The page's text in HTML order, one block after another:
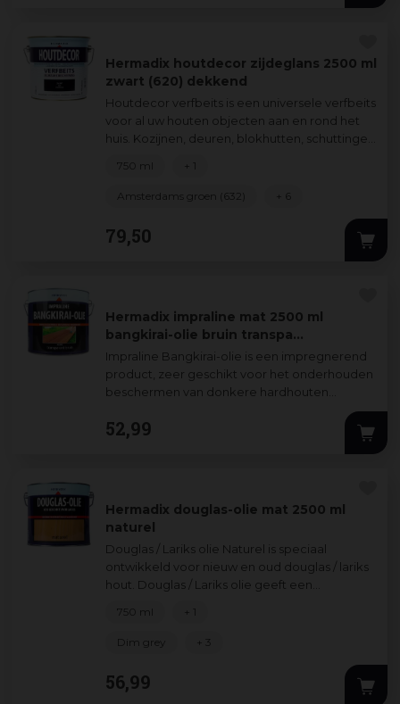
Hermadix houtdecor zijdeglans 2500 ml
zwart (620) dekkend
Houtdecor verfbeits is een universele verfbeits
voor al uw houten objecten aan en rond het
huis. Kozijnen, deuren, blokhutten, schuttingen
79,50
750 ml + 1
Amsterdams groen (632) + 6
Hermadix impraline mat 2500 ml
bangkirai-olie bruin transpa…
Impraline Bangkirai-olie is een impregnerend
product, zeer geschikt voor het onderhouden
beschermen van donkere hardhouten
meubels, schuttingen, vlonders en rolborders...
52,99
Hermadix douglas-olie mat 2500 ml
naturel
Douglas / Lariks olie Naturel is speciaal
ontwikkeld voor nieuw en oud douglas / lariks
hout. Douglas / Lariks olie geeft een
56,99
750 ml + 1
Dim grey + 3